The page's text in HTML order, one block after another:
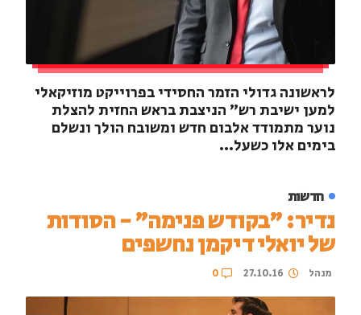
לראשונה גדולי הזמר החסידי בפרוייקט מוזיקאלי
למען ישיבת רש" הניצבת בראש החזית להצלת
נוער מתמודד אלבום חדש ומשובח הולך ונשלם
בימים אלו כשעל...
חדשות
נדיר: ״בקודש פנימה״ - הסודות
של יואלי דיקמן נחשפים
מנהל 27.10.16
0